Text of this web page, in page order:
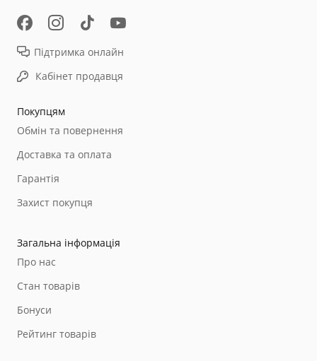
Покупцям
Обмін та повернення
Доставка та оплата
Гарантія
Захист покупця
Загальна інформація
Про нас
Стан товарів
Бонуси
Рейтинг товарів
Підтримка онлайн
Кабінет продавця